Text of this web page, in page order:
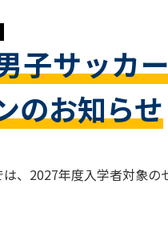
子サッカ
のお知らせ
、2027年度入学者対象